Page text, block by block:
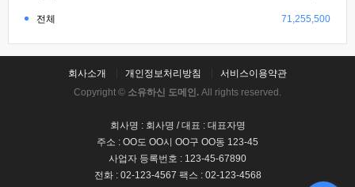
전체 71,255,500
회사소개 개인정보처리방침
서비스이용약관
Copyright © 소유하신 도메인. All rights reserved.
회사명 : 회사명 / 대표 : 대표자명
주소 : OO도 OO시 OO구 OO동 123-45
사업자 등록번호 : 123-45-67890
전화 : 02-123-4567 팩스 : 02-123-4568